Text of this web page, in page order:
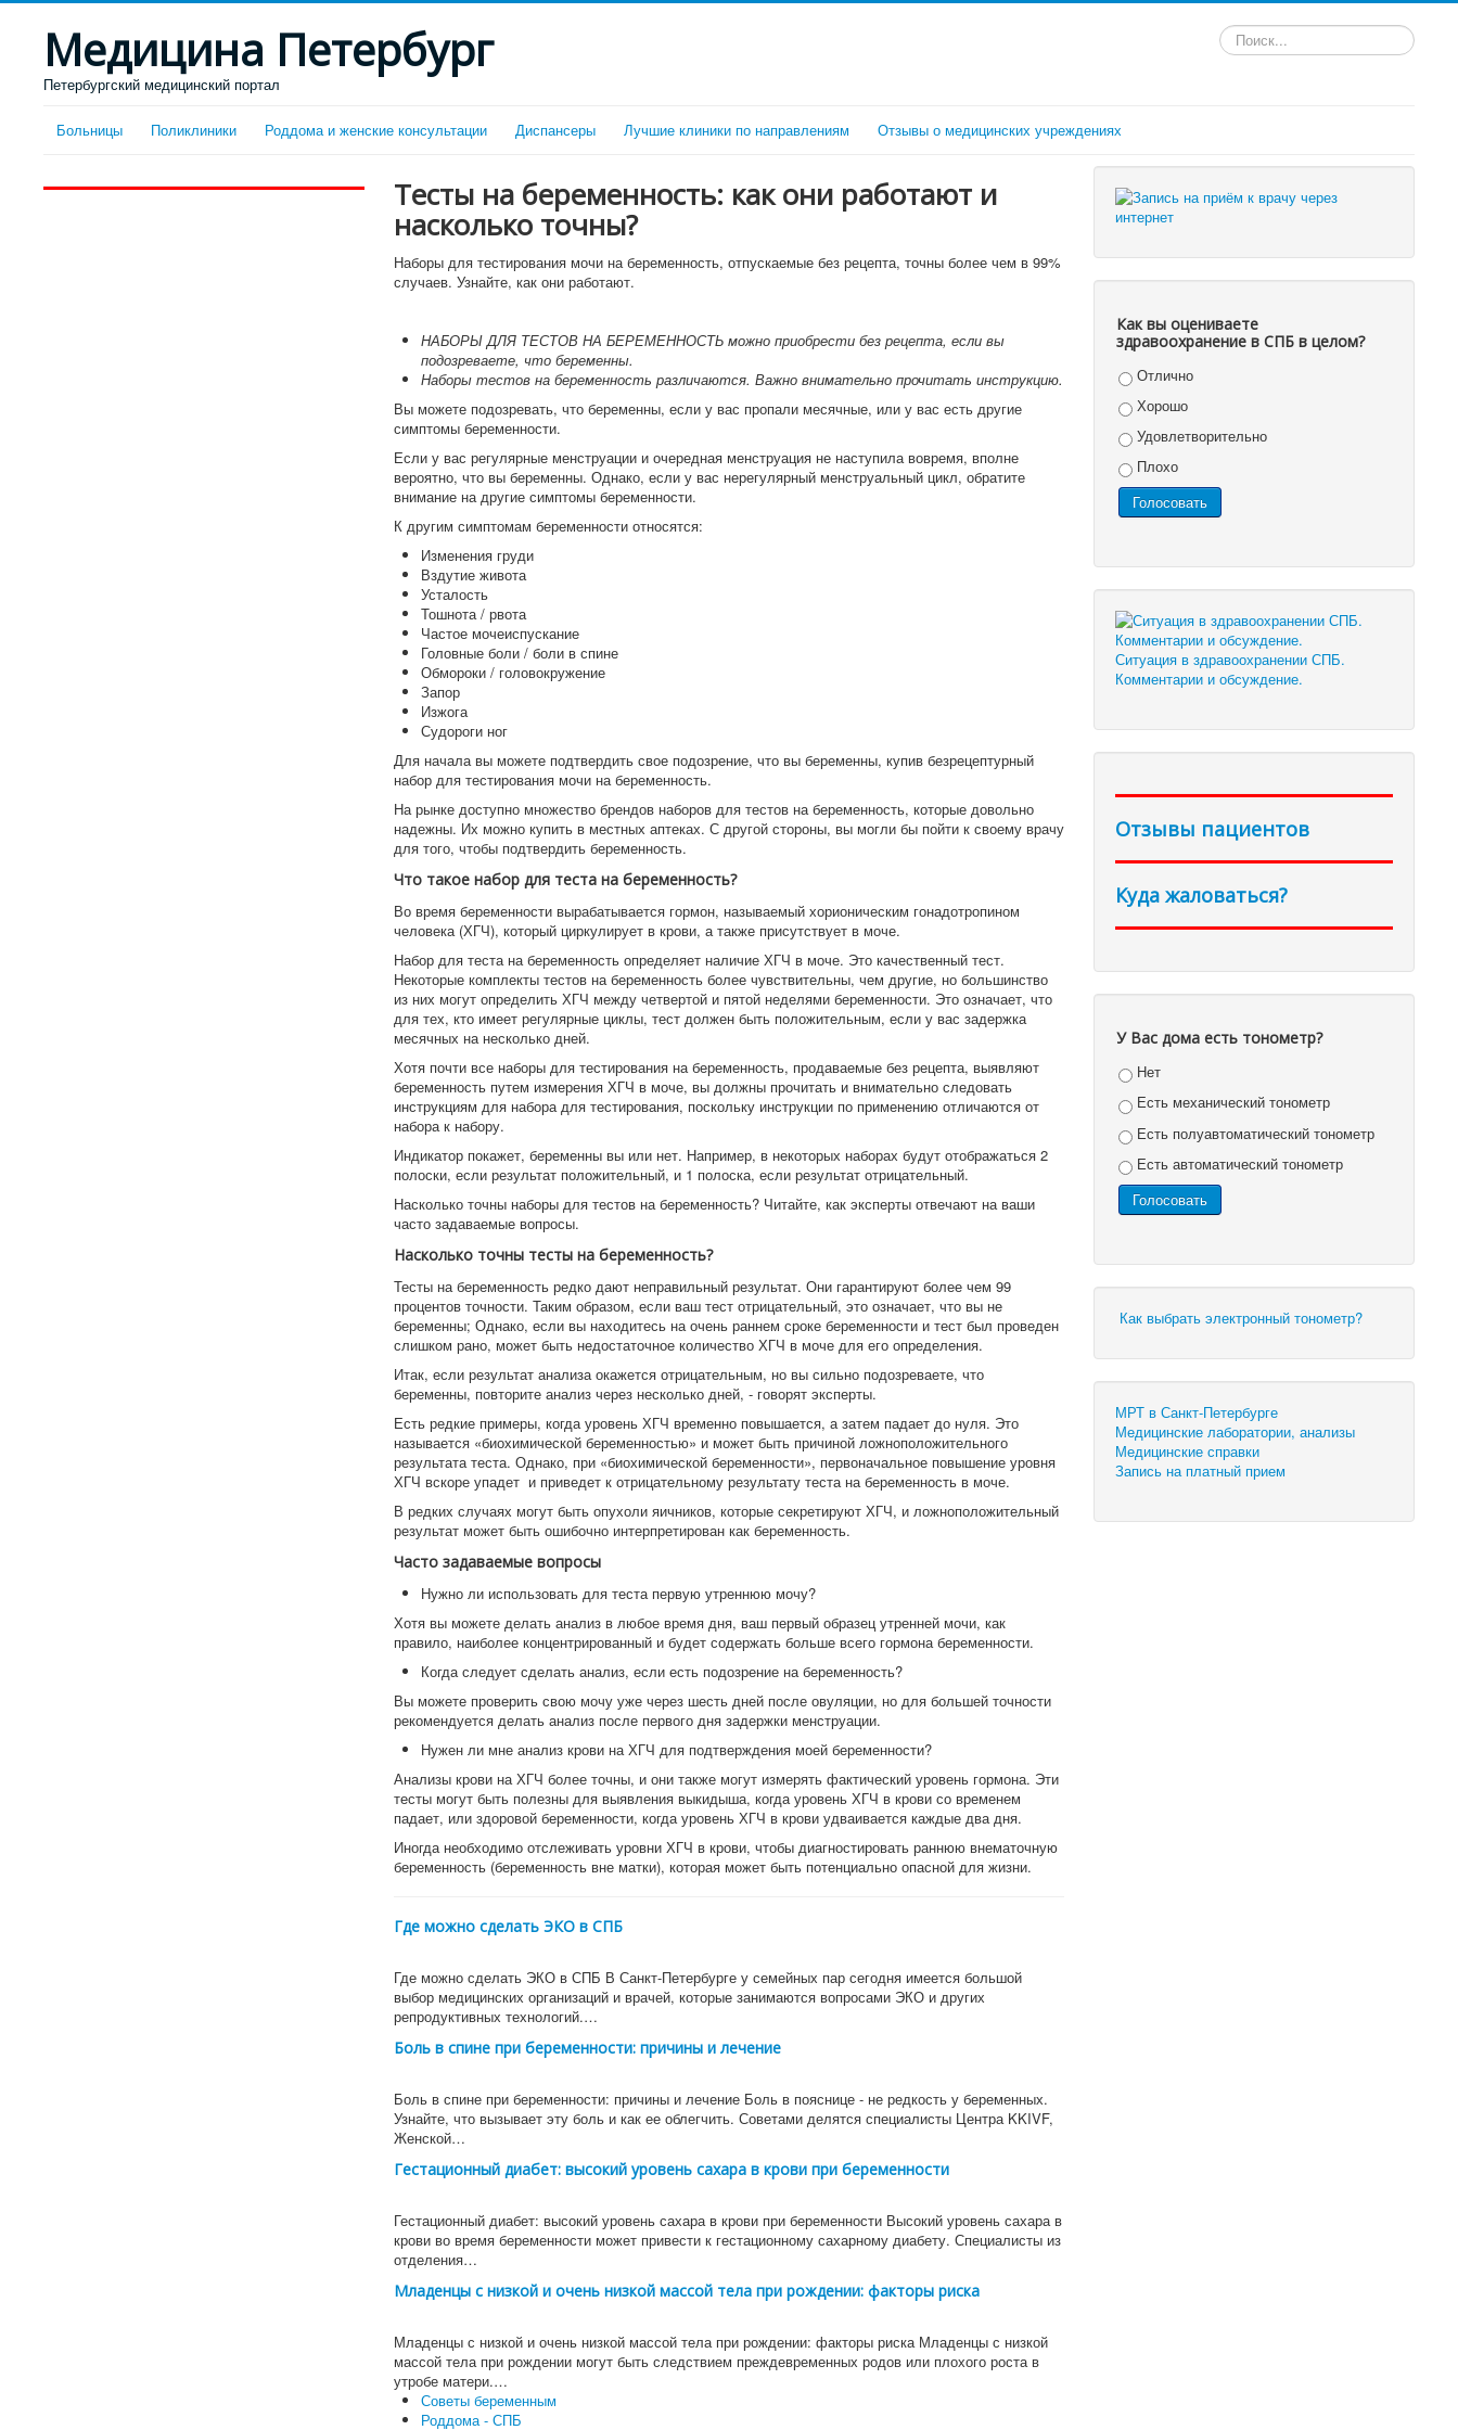
Медицина Петербург
Петербургский медицинский портал
Искать...
Больницы Поликлиники Роддома и женские консультации Диспансеры Лучшие клиники по направлениям Отзывы о медицинских учреждениях
Тесты на беременность: как они работают и
насколько точны?
Наборы для тестирования мочи на беременность, отпускаемые без рецепта, точны более чем в 99%
случаев. Узнайте, как они работают.
НАБОРЫ ДЛЯ ТЕСТОВ НА БЕРЕМЕННОСТЬ можно приобрести без рецепта, если вы
подозреваете, что беременны.
Наборы тестов на беременность различаются. Важно внимательно прочитать инструкцию.
Вы можете подозревать, что беременны, если у вас пропали месячные, или у вас есть другие
симптомы беременности.
Если у вас регулярные менструации и очередная менструация не наступила вовремя, вполне
вероятно, что вы беременны. Однако, если у вас нерегулярный менструальный цикл, обратите
внимание на другие симптомы беременности.
К другим симптомам беременности относятся:
Изменения груди
Вздутие живота
Усталость
Тошнота / рвота
Частое мочеиспускание
Головные боли / боли в спине
Обмороки / головокружение
Запор
Изжога
Судороги ног
Для начала вы можете подтвердить свое подозрение, что вы беременны, купив безрецептурный
набор для тестирования мочи на беременность.
На рынке доступно множество брендов наборов для тестов на беременность, которые довольно
надежны. Их можно купить в местных аптеках. С другой стороны, вы могли бы пойти к своему врачу
для того, чтобы подтвердить беременность.
Что такое набор для теста на беременность?
Во время беременности вырабатывается гормон, называемый хорионическим гонадотропином
человека (ХГЧ), который циркулирует в крови, а также присутствует в моче.
Набор для теста на беременность определяет наличие ХГЧ в моче. Это качественный тест.
Некоторые комплекты тестов на беременность более чувствительны, чем другие, но большинство
из них могут определить ХГЧ между четвертой и пятой неделями беременности. Это означает, что
для тех, кто имеет регулярные циклы, тест должен быть положительным, если у вас задержка
месячных на несколько дней.
Хотя почти все наборы для тестирования на беременность, продаваемые без рецепта, выявляют
беременность путем измерения ХГЧ в моче, вы должны прочитать и внимательно следовать
инструкциям для набора для тестирования, поскольку инструкции по применению отличаются от
набора к набору.
Индикатор покажет, беременны вы или нет. Например, в некоторых наборах будут отображаться 2
полоски, если результат положительный, и 1 полоска, если результат отрицательный.
Насколько точны наборы для тестов на беременность? Читайте, как эксперты отвечают на ваши
часто задаваемые вопросы.
Насколько точны тесты на беременность?
Тесты на беременность редко дают неправильный результат. Они гарантируют более чем 99
процентов точности. Таким образом, если ваш тест отрицательный, это означает, что вы не
беременны; Однако, если вы находитесь на очень раннем сроке беременности и тест был проведен
слишком рано, может быть недостаточное количество ХГЧ в моче для его определения.
Итак, если результат анализа окажется отрицательным, но вы сильно подозреваете, что
беременны, повторите анализ через несколько дней, - говорят эксперты.
Есть редкие примеры, когда уровень ХГЧ временно повышается, а затем падает до нуля. Это
называется «биохимической беременностью» и может быть причиной ложноположительного
результата теста. Однако, при «биохимической беременности», первоначальное повышение уровня
ХГЧ вскоре упадет и приведет к отрицательному результату теста на беременность в моче.
В редких случаях могут быть опухоли яичников, которые секретируют ХГЧ, и ложноположительный
результат может быть ошибочно интерпретирован как беременность.
Часто задаваемые вопросы
Нужно ли использовать для теста первую утреннюю мочу?
Хотя вы можете делать анализ в любое время дня, ваш первый образец утренней мочи, как
правило, наиболее концентрированный и будет содержать больше всего гормона беременности.
Когда следует сделать анализ, если есть подозрение на беременность?
Вы можете проверить свою мочу уже через шесть дней после овуляции, но для большей точности
рекомендуется делать анализ после первого дня задержки менструации.
Нужен ли мне анализ крови на ХГЧ для подтверждения моей беременности?
Анализы крови на ХГЧ более точны, и они также могут измерять фактический уровень гормона. Эти
тесты могут быть полезны для выявления выкидыша, когда уровень ХГЧ в крови со временем
падает, или здоровой беременности, когда уровень ХГЧ в крови удваивается каждые два дня.
Иногда необходимо отслеживать уровни ХГЧ в крови, чтобы диагностировать раннюю внематочную
беременность (беременность вне матки), которая может быть потенциально опасной для жизни.
Где можно сделать ЭКО в СПБ
Где можно сделать ЭКО в СПБ В Санкт-Петербурге у семейных пар сегодня имеется большой
выбор медицинских организаций и врачей, которые занимаются вопросами ЭКО и других
репродуктивных технологий.…
Боль в спине при беременности: причины и лечение
Боль в спине при беременности: причины и лечение Боль в пояснице - не редкость у беременных.
Узнайте, что вызывает эту боль и как ее облегчить. Советами делятся специалисты Центра KKIVF,
Женской…
Гестационный диабет: высокий уровень сахара в крови при беременности
Гестационный диабет: высокий уровень сахара в крови при беременности Высокий уровень сахара в
крови во время беременности может привести к гестационному сахарному диабету. Специалисты из
отделения…
Младенцы с низкой и очень низкой массой тела при рождении: факторы риска
Младенцы с низкой и очень низкой массой тела при рождении: факторы риска Младенцы с низкой
массой тела при рождении могут быть следствием преждевременных родов или плохого роста в
утробе матери.…
Советы беременным
Роддома - СПБ
Как вы оцениваете
здравоохранение в СПБ в целом?
Отлично
Хорошо
Удовлетворительно
Плохо
Ситуация в здравоохранении СПБ.
Комментарии и обсуждение.
Отзывы пациентов
Куда жаловаться?
У Вас дома есть тонометр?
Нет
Есть механический тонометр
Есть полуавтоматический тонометр
Есть автоматический тонометр
Как выбрать электронный тонометр?
МРТ в Санкт-Петербурге
Медицинские лаборатории, анализы
Медицинские справки
Запись на платный прием